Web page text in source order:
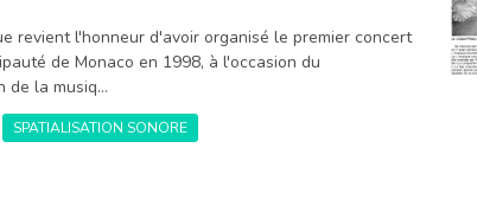
revient l'honneur d'avoir organisé le premier concert
de Monaco en 1998, à l'occasion du
de la musiq…
SPATIALISATION SONORE